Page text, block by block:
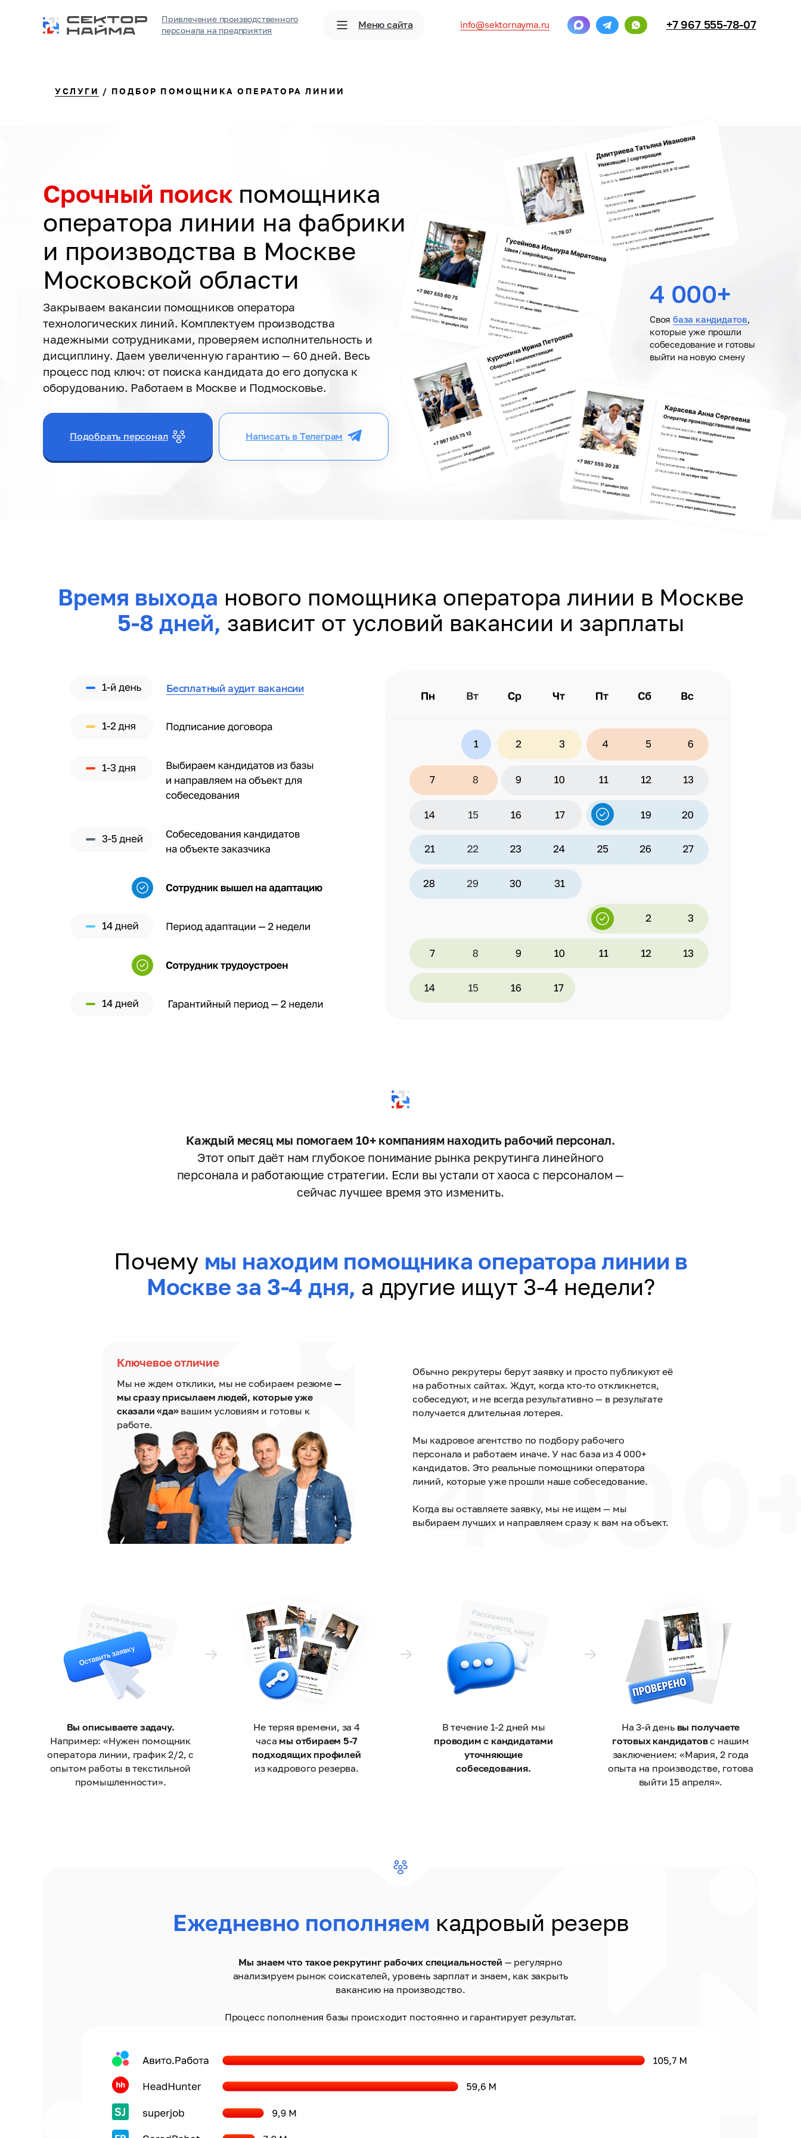
+7 967 555-78-07
info@sektornayma.ru
Привлечение производственного
персонала на предприятия
Меню сайта
УСЛУГИ / ПОДБОР ПОМОЩНИКА ОПЕРАТОРА ЛИНИИ
Закрываем вакансии помощников оператора
технологических линий. Комплектуем производства
надежными сотрудниками, проверяем исполнительность и
дисциплину. Даем увеличенную гарантию — 60 дней. Весь
процесс под ключ: от поиска кандидата до его допуска к
оборудованию. Работаем в Москве и Подмосковье.
Срочный поиск помощника
оператора линии на фабрики
и производства в Москве
Московской области
Написать в Телеграм
Подобрать персонал
Своя база кандидатов,
которые уже прошли
собеседование и готовы
выйти на новую смену
4 000+
Время выхода нового помощника оператора линии в Москве
5-8 дней, зависит от условий вакансии и зарплаты
Бесплатный аудит вакансии
4
Каждый месяц мы помогаем 10+ компаниям находить рабочий персонал.
Этот опыт даёт нам глубокое понимание рынка рекрутинга линейного
персонала и работающие стратегии. Если вы устали от хаоса с персоналом —
сейчас лучшее время это изменить.
Почему мы находим помощника оператора линии в
Москве за 3-4 дня, а другие ищут 3-4 недели?
Ключевое отличие
Обычно рекрутеры берут заявку и просто публикуют её
на работных сайтах. Ждут, когда кто-то откликнется,
собеседуют, и не всегда результативно — в результате
получается длительная лотерея.
Мы кадровое агентство по подбору рабочего
персонала и работаем иначе. У нас база из 4 000+
кандидатов. Это реальные помощники оператора
линий, которые уже прошли наше собеседование.
Когда вы оставляете заявку, мы не ищем — мы
выбираем лучших и направляем сразу к вам на объект.
Мы не ждем отклики, мы не собираем резюме —
мы сразу присылаем людей, которые уже
сказали «да»вашим условиям и готовы к
работе.
На 3-й день вы получаете
готовых кандидатовс нашим
заключением: «Мария, 2 года
опыта на производстве, готова
выйти 15 апреля».
В течение 1-2 дней мы
проводим с кандидатами
уточняющие
собеседования.
Не теряя времени, за 4
часа мы отбираем 5-7
подходящих профилей
из кадрового резерва.
Вы описываете задачу.
Например: «Нужен помощник
оператора линии, график 2/2, с
опытом работы в текстильной
промышленности».
Мы знаем что такое рекрутинг рабочих специальностей — регулярно
анализируем рынок соискателей, уровень зарплат и знаем, как закрыть
вакансию на производство.
Процесс пополнения базы происходит постоянно и гарантирует результат.
Ежедневно пополняем кадровый резерв